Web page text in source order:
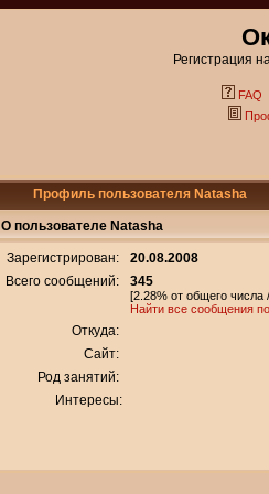
Регистрация
FAQ
Профиль пользователя Natasha
О пользователе Natasha
Зарегистрирован:
20.08.2008
Всего сообщений:
345
[2.28% от общего
Найти все сообщения
Откуда:
Сайт:
Род занятий:
Интересы: